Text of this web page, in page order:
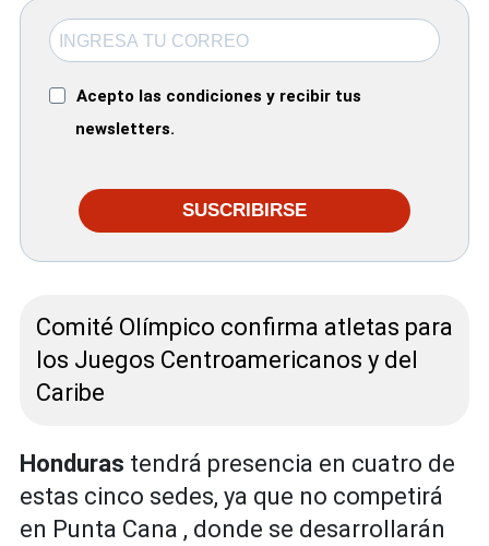
Acepto las condiciones y recibir tus
newsletters.
SUSCRIBIRSE
Comité Olímpico confirma atletas para
los Juegos Centroamericanos y del
Caribe
Honduras tendrá presencia en cuatro de
estas cinco sedes, ya que no competirá
en Punta Cana , donde se desarrollarán